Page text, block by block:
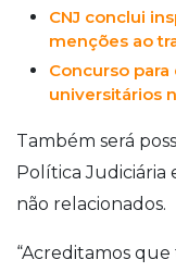
CNJ conclui
menções ao
Concurso
universitários
Também será
Política Judiciária
não relacionados.
“Acreditamos